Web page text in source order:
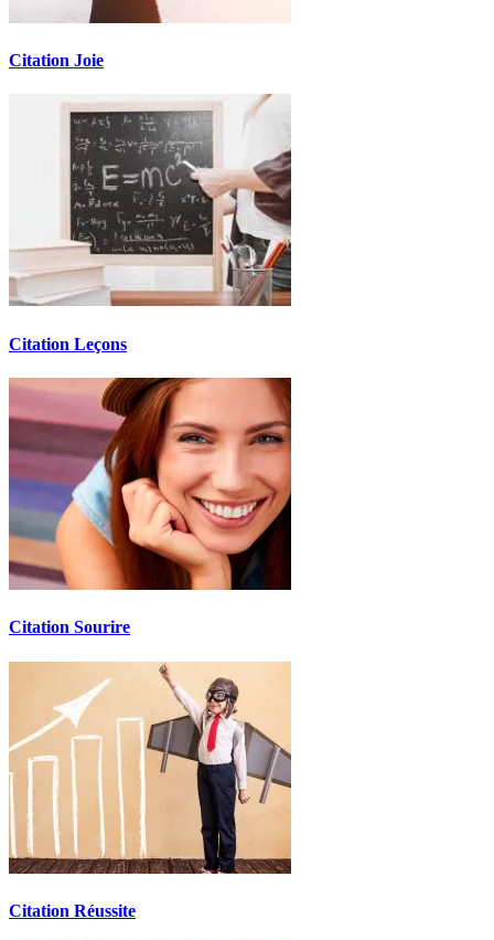
Citation Joie
Citation Leçons
Citation Sourire
Citation Réussite